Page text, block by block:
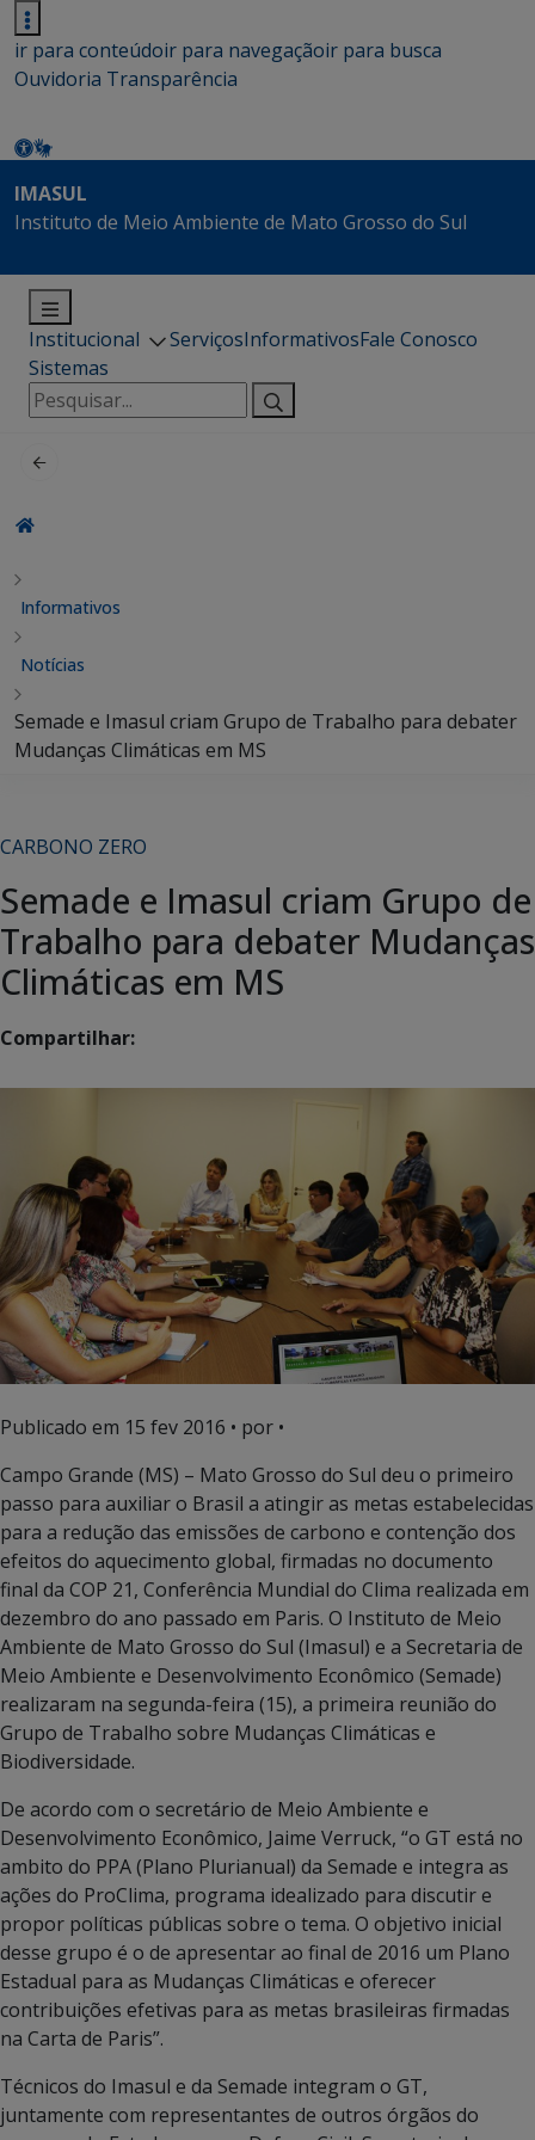
ir para conteúdoir para navegaçãoir para busca
Ouvidoria Transparência
IMASUL
Instituto de Meio Ambiente de Mato Grosso do Sul
Institucional ServiçosInformativosFale Conosco
Sistemas
Pesquisar
por:
Informativos
Notícias
Semade e Imasul criam Grupo de Trabalho para debater
Mudanças Climáticas em MS
CARBONO ZERO
Semade e Imasul criam Grupo de
Trabalho para debater Mudanças
Climáticas em MS
Compartilhar:
Publicado em 15 fev 2016 • por •
Campo Grande (MS) – Mato Grosso do Sul deu o primeiro
passo para auxiliar o Brasil a atingir as metas estabelecidas
para a redução das emissões de carbono e contenção dos
efeitos do aquecimento global, firmadas no documento
final da COP 21, Conferência Mundial do Clima realizada em
dezembro do ano passado em Paris. O Instituto de Meio
Ambiente de Mato Grosso do Sul (Imasul) e a Secretaria de
Meio Ambiente e Desenvolvimento Econômico (Semade)
realizaram na segunda-feira (15), a primeira reunião do
Grupo de Trabalho sobre Mudanças Climáticas e
Biodiversidade.
De acordo com o secretário de Meio Ambiente e
Desenvolvimento Econômico, Jaime Verruck, “o GT está no
ambito do PPA (Plano Plurianual) da Semade e integra as
ações do ProClima, programa idealizado para discutir e
propor políticas públicas sobre o tema. O objetivo inicial
desse grupo é o de apresentar ao final de 2016 um Plano
Estadual para as Mudanças Climáticas e oferecer
contribuições efetivas para as metas brasileiras firmadas
na Carta de Paris”.
Técnicos do Imasul e da Semade integram o GT,
juntamente com representantes de outros órgãos do